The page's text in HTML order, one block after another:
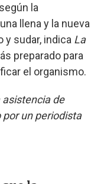
la
llena y la nueva
y sudar, indica La
preparado para
el organismo.
de
un periodista